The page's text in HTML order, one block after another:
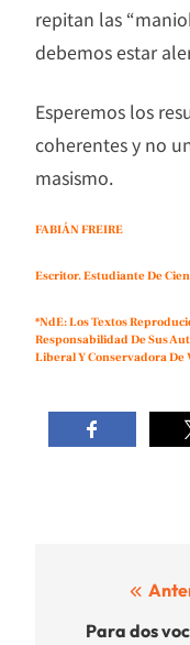
repitan las
debemos estar
Esperemos los
coherentes y no
masismo.
FABIÁN FREIRE
Escritor. Estudiante De
*NdE: Los Textos
Responsabilidad De Sus
Liberal Y Conservadora De
Para dos